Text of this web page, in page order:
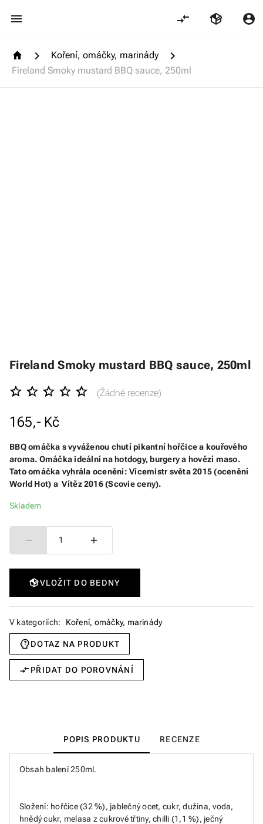
Koření, omáčky, marinády
Fireland Smoky mustard BBQ sauce, 250ml
Fireland Smoky mustard BBQ sauce, 250ml
(Žádné recenze)
165,- Kč
BBQ omáčka s vyváženou chutí pikantní hořčice a kouřového
aroma. Omáčka ideální na hotdogy, burgery a hovězí maso.
Tato omáčka vyhrála ocenění: Vícemistr světa 2015 (ocenění
World Hot) a Vítěz 2016 (Scovie ceny).
Skladem
1
VLOŽIT DO BEDNY
V kategoriích: Koření, omáčky, marinády
DOTAZ NA PRODUKT
PŘIDAT DO POROVNÁNÍ
POPIS PRODUKTU RECENZE
Obsah balení 250ml.
Složení: hořčice (32 %), jablečný ocet, cukr, dužina, voda,
hnědý cukr, melasa z cukrové třtiny, chilli (1,1 %), ječný